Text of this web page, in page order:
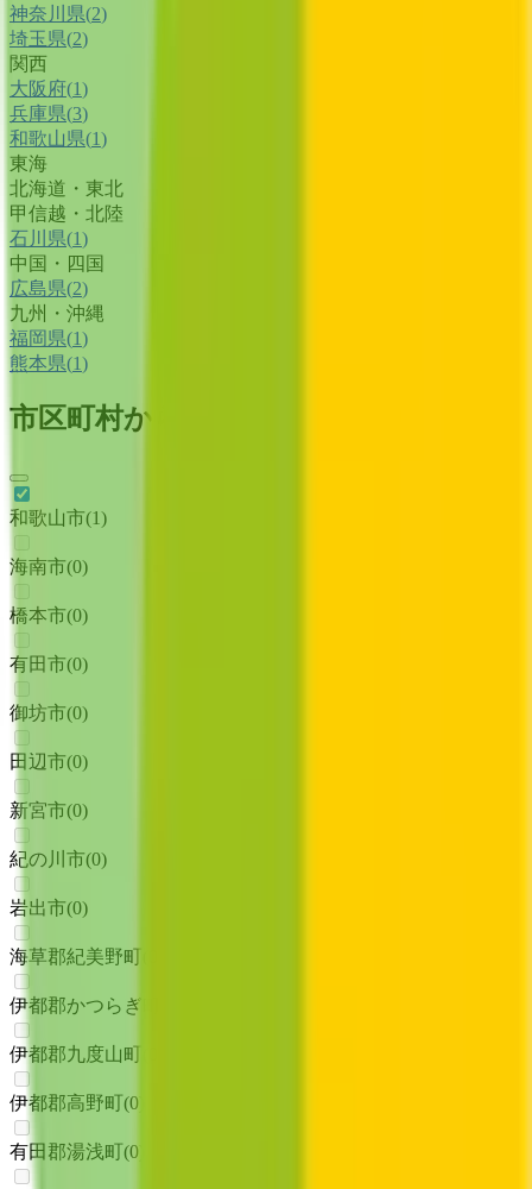
神奈川県(2)
埼玉県(2)
関西
大阪府(1)
兵庫県(3)
和歌山県(1)
東海
北海道・東北
甲信越・北陸
石川県(1)
中国・四国
広島県(2)
九州・沖縄
福岡県(1)
熊本県(1)
市区町村からさがす
和歌山市(1)
海南市(0)
橋本市(0)
有田市(0)
御坊市(0)
田辺市(0)
新宮市(0)
紀の川市(0)
岩出市(0)
海草郡紀美野町
伊都郡かつらぎ町
伊都郡九度山町
伊都郡高野町(0
有田郡湯浅町(0